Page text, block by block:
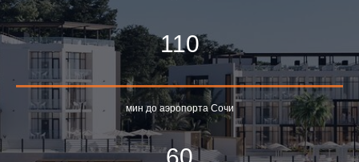
110
мин до аэропорта Сочи